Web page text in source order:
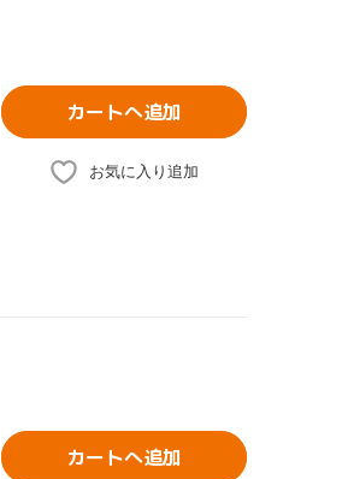
カートへ追加
お気に入り追加
カートへ追加